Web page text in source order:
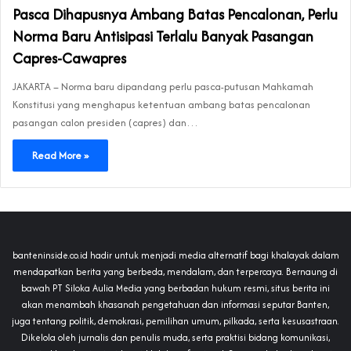
Pasca Dihapusnya Ambang Batas Pencalonan, Perlu
Norma Baru Antisipasi Terlalu Banyak Pasangan
Capres-Cawapres
JAKARTA – Norma baru dipandang perlu pasca-putusan Mahkamah
Konstitusi yang menghapus ketentuan ambang batas pencalonan
pasangan calon presiden (capres) dan…
Read More »
banteninside.co.id hadir untuk menjadi media alternatif bagi khalayak dalam
mendapatkan berita yang berbeda, mendalam, dan terpercaya. Bernaung di
bawah PT Siloka Aulia Media yang berbadan hukum resmi, situs berita ini
akan menambah khasanah pengetahuan dan informasi seputar Banten,
juga tentang politik, demokrasi, pemilihan umum, pilkada, serta kesusastraan.
Dikelola oleh jurnalis dan penulis muda, serta praktisi bidang komunikasi,